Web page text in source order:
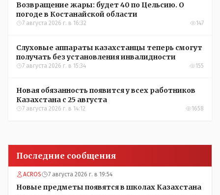
Возвращение жары: будет 40 по Цельсию. О
погоде в Костанайской области
7 августа 2026 г. в 16:32 147
Слуховые аппараты казахстанцы теперь смогут
получать без установления инвалидности
7 августа 2026 г. в 15:34 155
Новая обязанность появится у всех работников
Казахстана с 25 августа
7 августа 2026 г. в 14:12 1658
Последние сообщения
ACROS 7 августа 2026 г. в 19:54
Новые предметы появятся в школах Казахстана